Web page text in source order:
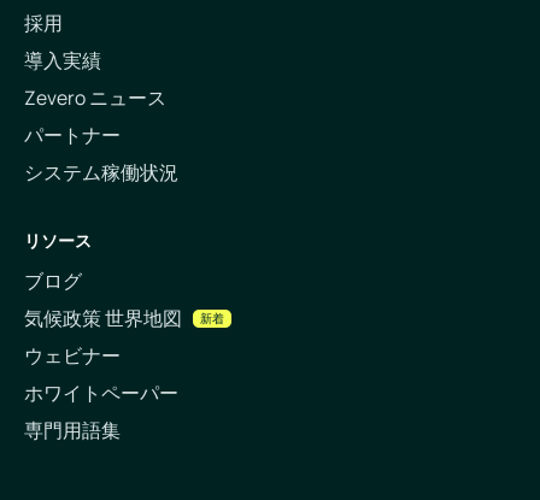
採用
導入実績
Zevero ニュース
パートナー
システム稼働状況
リソース
ブログ
気候政策 世界地図
新着
ウェビナー
ホワイトペーパー
専門用語集